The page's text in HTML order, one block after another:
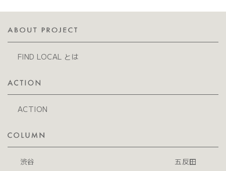
FIND LOCAL とは
ACTION
渋谷
五反田